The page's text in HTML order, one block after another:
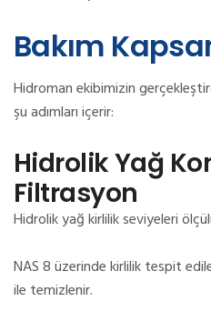
Bakım
Hidroman ekibimizin
şu adımları içerir:
Hidrolik Yağ
Filtrasyon
Hidrolik yağ kirlilik seviyeleri
NAS 8 üzerinde kirlilik tespit
ile temizlenir.